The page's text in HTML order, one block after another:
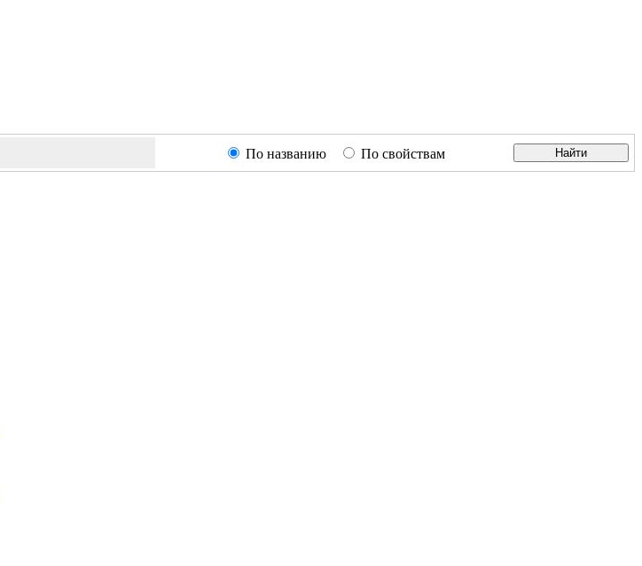
По названию По свойствам Найти